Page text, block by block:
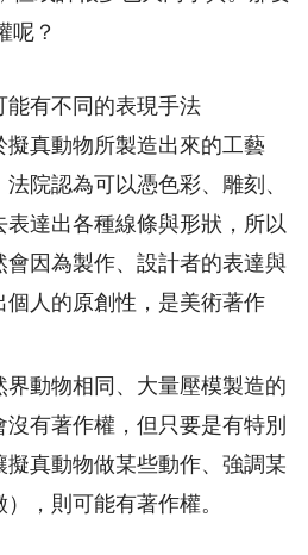
呢？
能有不同的表現手法
擬真動物所製造出來的工藝
院認為可以憑色彩、雕刻、
表達出各種線條與形狀，所以
會因為製作、設計者的表達與
個人的原創性，是美術著作
界動物相同、大量壓模製造的
沒有著作權，但只要是有特別
擬真動物做某些動作、強調某
，則可能有著作權。